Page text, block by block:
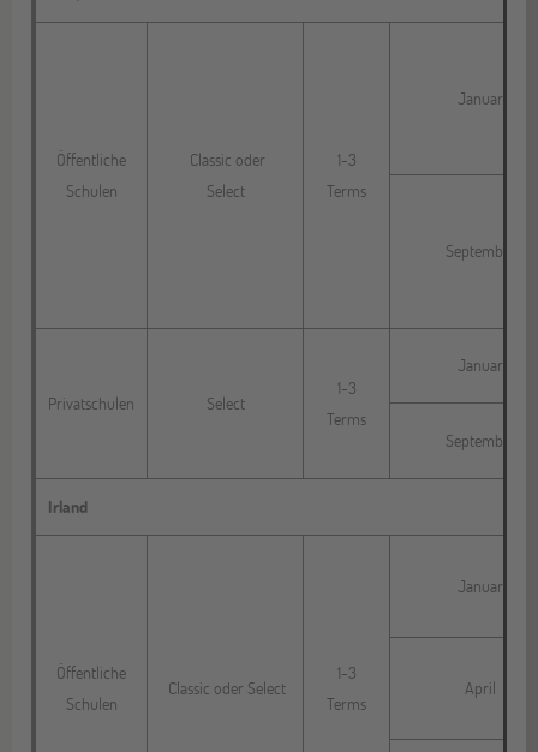
Öffentliche
Schulen
Classic oder
Select
1-3
Terms
Januar
September
Privatschulen Select
1-3
Terms
Januar
September
Irland
Öffentliche
Schulen
Classic oder Select
1-3
Terms
Januar
April